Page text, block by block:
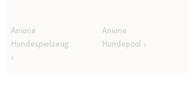
Anione
Hundespielzeug
Anione
Hundepool